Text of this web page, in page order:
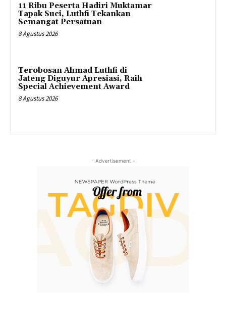
11 Ribu Peserta Hadiri Muktamar
Tapak Suci, Luthfi Tekankan
Semangat Persatuan
8 Agustus 2026
Terobosan Ahmad Luthfi di
Jateng Diguyur Apresiasi, Raih
Special Achievement Award
8 Agustus 2026
- Advertisement -